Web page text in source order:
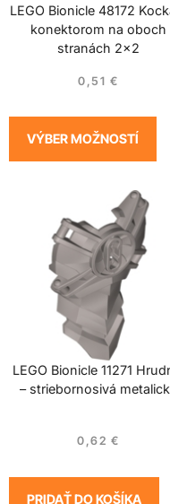
LEGO Bionicle 48172
konektorom na oboch
stranách 2×2
0,51 €
VÝBER MOŽNOSTÍ
LEGO Bionicle 11271
– striebornosivá
0,62 €
PRIDAŤ DO KOŠÍKA